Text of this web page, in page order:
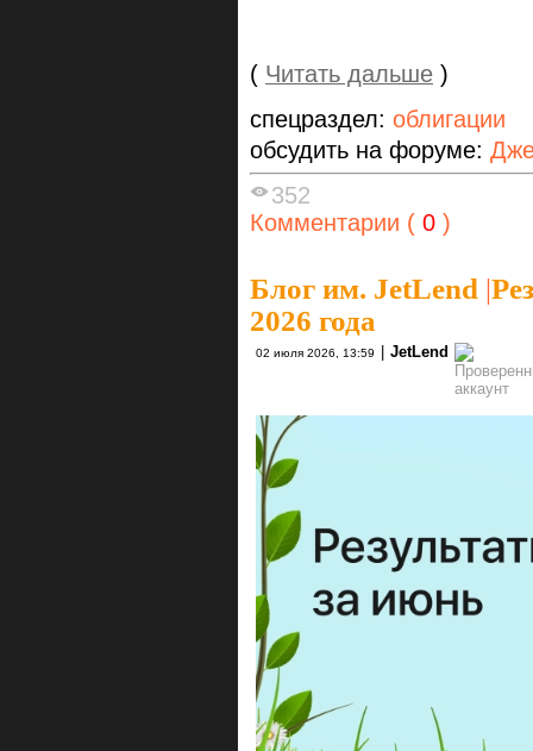
( Читать дальше )
спецраздел: облигации
обсудить на форуме:
352
Комментарии ( 0 )
Блог им. JetLend |
2026 года
02 июля 2026, 13:59 JetLend